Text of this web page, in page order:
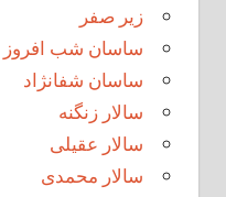
زیر صفر
ساسان شب افروز
ساسان شفانژاد
سالار زنگنه
سالار عقیلی
سالار محمدی